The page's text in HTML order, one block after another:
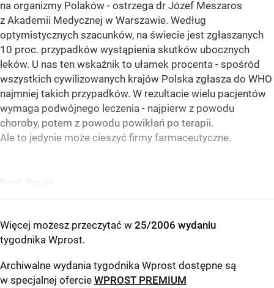
na organizmy Polaków - ostrzega dr Józef Meszaros
z Akademii Medycznej w Warszawie. Według
optymistycznych szacunków, na świecie jest zgłaszanych
10 proc. przypadków wystąpienia skutków ubocznych
leków. U nas ten wskaźnik to ułamek procenta - spośród
wszystkich cywilizowanych krajów Polska zgłasza do WHO
najmniej takich przypadków. W rezultacie wielu pacjentów
wymaga podwójnego leczenia - najpierw z powodu
choroby, potem z powodu powikłań po terapii.
Ale to jedynie może cieszyć firmy farmaceutyczne.
Fot: K. Pacuła
Więcej możesz przeczytać w 25/2006 wydaniu
tygodnika Wprost.
Archiwalne wydania tygodnika Wprost dostępne są
w specjalnej ofercie WPROST PREMIUM